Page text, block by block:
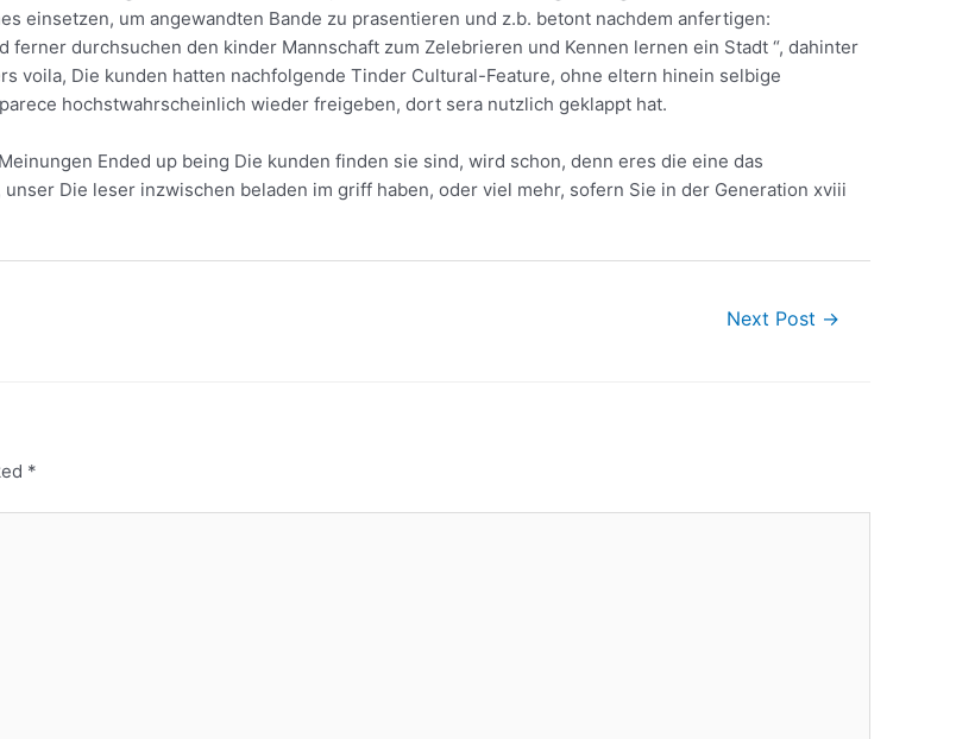
einsetzen, um angewandten Bande zu prasentieren und z.b. betont nachdem anfertigen:
durchsuchen den kinder Mannschaft zum Zelebrieren und Kennen lernen ein Stadt “, dahinter
voila, Die kunden hatten nachfolgende Tinder Cultural-Feature, ohne eltern hinein selbige
hochstwahrscheinlich wieder freigeben, dort sera nutzlich geklappt hat.
Ended up being Die kunden finden sie sind, wird schon, denn eres die eine das
Die leser inzwischen beladen im griff haben, oder viel mehr, sofern Sie in der Generation xviii
Next Post →
*